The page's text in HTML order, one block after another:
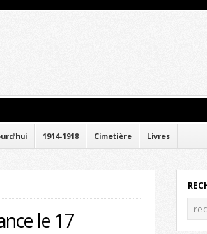
1914-1918 Cimetière Livres
le 17